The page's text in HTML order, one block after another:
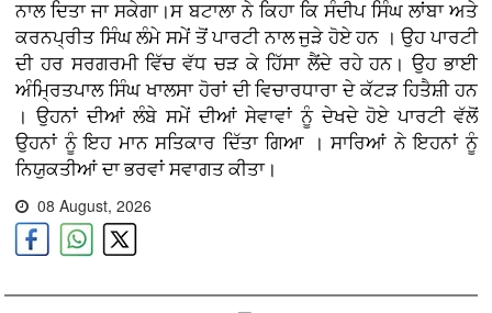
ਨਾਲ ਦਿਤਾ ਜਾ ਸਕੇਗਾ।ਸ ਬਟਾਲਾ ਨੇ ਕਿਹਾ ਕਿ ਸੰਦੀਪ ਸਿੰਘ ਲਾਂਬਾ ਅਤੇ
ਕਰਨਪ੍ਰੀਤ ਸਿੰਘ ਲੰਮੇ ਸਮੇਂ ਤੋਂ ਪਾਰਟੀ ਨਾਲ ਜੁੜੇ ਹੋਏ ਹਨ । ਉਹ ਪਾਰਟੀ
ਦੀ ਹਰ ਸਰਗਰਮੀ ਵਿੱਚ ਵੱਧ ਚੜ ਕੇ ਹਿੱਸਾ ਲੈਂਦੇ ਰਹੇ ਹਨ। ਉਹ ਭਾਈ
ਅੰਮ੍ਰਿਤਪਾਲ ਸਿੰਘ ਖਾਲਸਾ ਹੋਰਾਂ ਦੀ ਵਿਚਾਰਧਾਰਾ ਦੇ ਕੱਟੜ ਹਿਤੈਸ਼ੀ ਹਨ
। ਉਹਨਾਂ ਦੀਆਂ ਲੰਬੇ ਸਮੇਂ ਦੀਆਂ ਸੇਵਾਵਾਂ ਨੂੰ ਦੇਖਦੇ ਹੋਏ ਪਾਰਟੀ ਵੱਲੋਂ
ਉਹਨਾਂ ਨੂੰ ਇਹ ਮਾਨ ਸਤਿਕਾਰ ਦਿੱਤਾ ਗਿਆ । ਸਾਰਿਆਂ ਨੇ ਇਹਨਾਂ ਨੂੰ
ਨਿਯੁਕਤੀਆਂ ਦਾ ਭਰਵਾਂ ਸਵਾਗਤ ਕੀਤਾ।
08 August, 2026